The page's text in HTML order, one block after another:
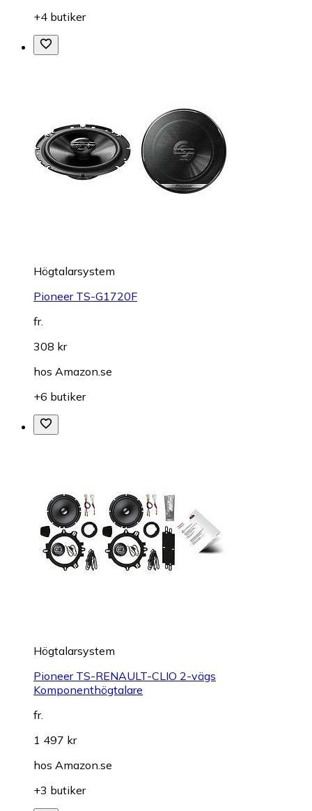
+4 butiker
Högtalarsystem
Pioneer TS-G1720F
fr.
308 kr
hos Amazon.se
+6 butiker
Högtalarsystem
Pioneer TS-RENAULT-CLIO 2-vägs
Komponenthögtalare
fr.
1 497 kr
hos Amazon.se
+3 butiker